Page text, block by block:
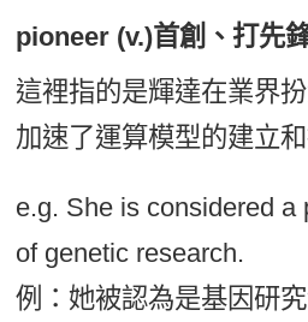
pioneer (v.)首創、打先
這裡指的是輝達在業界
加速了運算模型的建立
e.g. She is considered a
of genetic research.
例：她被認為是基因研